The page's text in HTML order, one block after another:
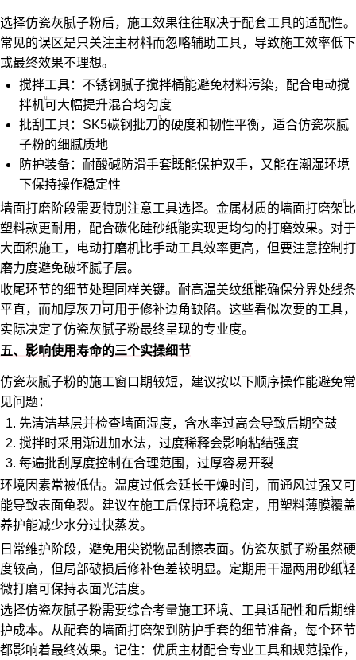
选择仿瓷灰腻子粉后，施工效果往往取决于配套工具的适配性。
常见的误区是只关注主材料而忽略辅助工具，导致施工效率低下
或最终效果不理想。
搅拌工具： 不锈钢腻子搅拌桶能避免材料污染，配合电动搅
拌机可大幅提升混合均匀度
批刮工具： SK5碳钢批刀的硬度和韧性平衡，适合仿瓷灰腻
子粉的细腻质地
防护装备： 耐酸碱防滑手套既能保护双手，又能在潮湿环境
下保持操作稳定性
墙面打磨阶段需要特别注意工具选择。金属材质的墙面打磨架 比
塑料款更耐用，配合碳化硅砂纸能实现更均匀的打磨效果。对于
大面积施工，
电动打磨机比手动工具效率更高，但要注意控制打
磨力度避免破坏腻子层。
收尾环节的细节处理同样关键。 耐高温美纹纸能确保分界处线条
平直，而加厚灰刀可用于修补边角缺陷。这些看似次要的工具，
实际决定了仿瓷灰腻子粉最终呈现的专业度。
五、影响使用寿命的三个实操细节
仿瓷灰腻子粉的施工窗口期较短，建议按以下顺序操作能避免常
见问题：
先清洁基层并检查墙面湿度，含水率过高会导致后期空鼓
搅拌时采用渐进加水法，过度稀释会影响粘结强度
每遍批刮厚度控制在合理范围，过厚容易开裂
环境因素常被低估。温度过低会延长干燥时间，而通风过强又可
能导致表面龟裂。建议在施工后保持环境稳定，用塑料薄膜覆盖
养护能减少水分过快蒸发。
日常维护阶段，避免用尖锐物品刮擦表面。仿瓷灰腻子粉虽然硬
度较高，但局部破损后修补色差较明显。定期用干湿两用砂纸轻
微打磨可保持表面光洁度。
选择仿瓷灰腻子粉需要综合考量施工环境、工具适配性和后期维
护成本。从配套的墙面打磨架到防护手套的细节准备，每个环节
都影响着最终效果。记住：优质主材配合专业工具和规范操作，